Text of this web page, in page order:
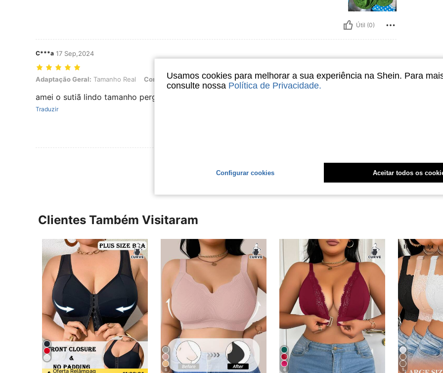
Útil (0)
C***a 17 Sep,2024
Adaptação Geral: Tamanho Real, Cor: Preto, Tamanho: 105D
Adaptação Geral: Tamanho Real Cor: Preto Tamanho:105D
amei o sutiã lindo tamanho pergfeito
Traduzir
Clientes Também Visitaram
Oferta Relâmpag 6 6 5
Usamos cookies para melhorar a sua experiência na Shein. Para
consulte nossa Política de Privacidade.
Configurar cookies Aceitar todos os